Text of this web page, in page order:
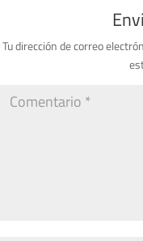
Tu dirección de correo